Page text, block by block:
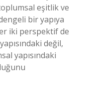
eşitlik ve
bir yapıya
iki perspektif de
değil,
yapısındaki